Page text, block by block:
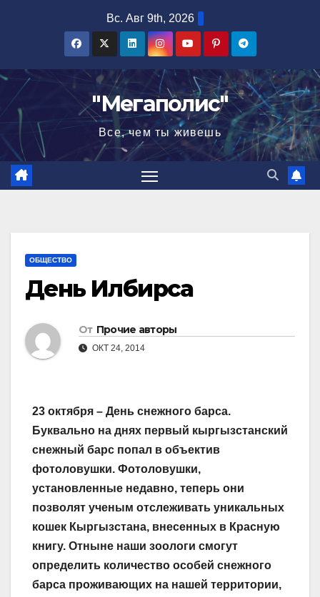
Вс. Авг 9th, 2026
"Мегаполис"
Все, чем ты живешь
ОБЩЕСТВО
День Илбирса
От Прочие авторы
ОКТ 24, 2014
23 октября – День снежного барса.
Буквально на днях первый кыргызстанский
снежный барс попал в объектив
фотоловушки. Фотоловушки,
установленные недавно, теперь они
позволят ученым отслеживать уникальных
кошек Кыргызстана, внесенных в Красную
книгу. Отныне наши зоологи смогут
определить количество особей снежного
барса проживающих на нашей территории,